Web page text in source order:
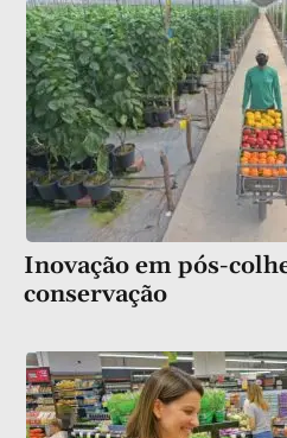
Inovação em pós-
conservação